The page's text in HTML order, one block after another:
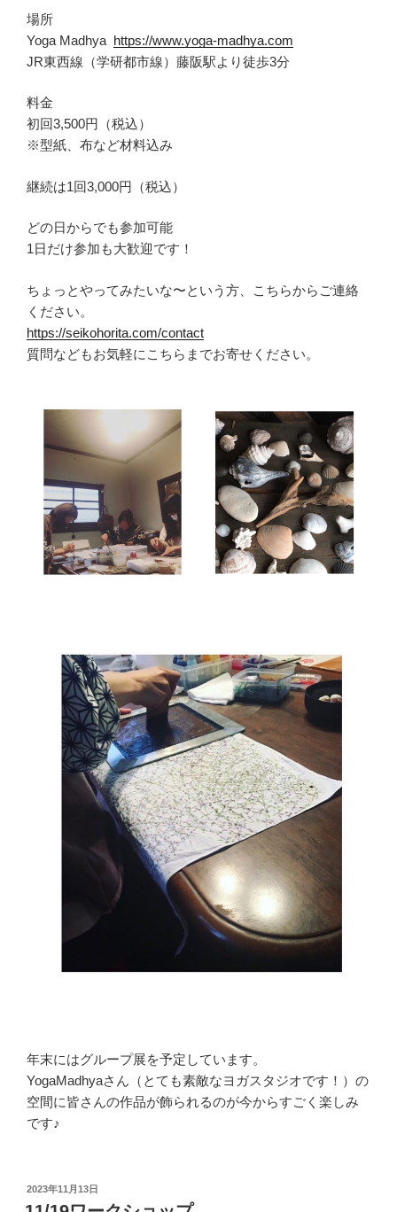
場所
Yoga Madhya https://www.yoga-madhya.com
JR東西線（学研都市線）藤阪駅より徒歩3分
料金
初回3,500円（税込）
※型紙、布など材料込み
継続は1回3,000円（税込）
どの日からでも参加可能
1日だけ参加も大歓迎です！
ちょっとやってみたいな〜という方、こちらからご連絡
ください。
https://seikohorita.com/contact
質問などもお気軽にこちらまでお寄せください。
年末にはグループ展を予定しています。
YogaMadhyaさん（とても素敵なヨガスタジオです！）の
空間に皆さんの作品が飾られるのが今からすごく楽しみ
です♪
投
稿
2023年11月13日